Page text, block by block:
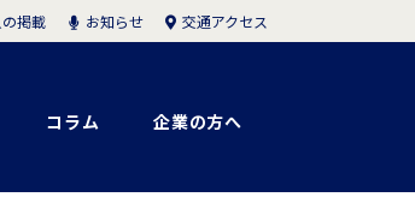
コラム 企業の方へ
掲載 お知らせ 交通アクセス